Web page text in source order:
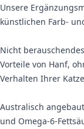
Unsere
künstlichen Farb-
Nicht
Vorteile von Hanf,
Verhalten Ihrer
Australisch
und Omega-6-